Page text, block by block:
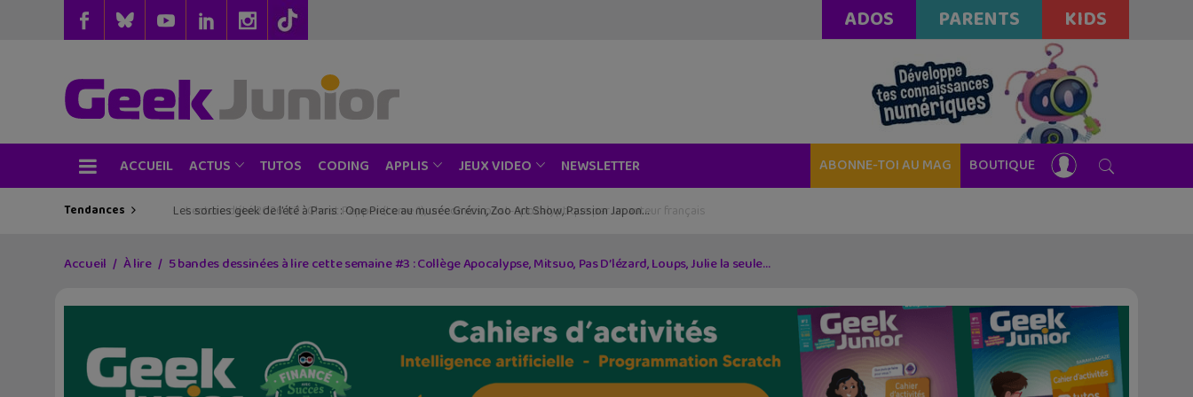
ADOS PARENTS KIDS
ACCUEIL ACTUS TUTOS CODING APPLIS JEUX VIDEO NEWSLETTER ABONNE-TOI AU MAG BOUTIQUE
Tendances Les sorties geek de l’été à Paris : One Piece au musée Grévin, Zoo Art Show, Passion Japon…
Accueil À lire 5 bandes dessinées à lire cette semaine #3 : Collège Apocalypse, Mitsuo, Pas D’lézard, Loups, Julie la seule…